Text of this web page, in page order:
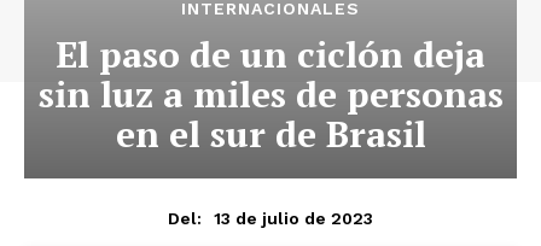
INTERNACIONALES
El paso de un ciclón deja
sin luz a miles de personas
en el sur de Brasil
Del: 13 de julio de 2023